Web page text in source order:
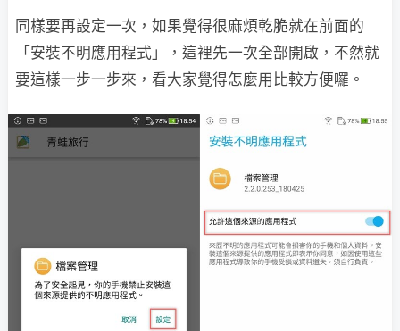
同樣要再設定一次，如果覺得很麻煩乾脆就在前面的
「安裝不明應用程式」，這裡先一次全部開啟，不然就
要這樣一步一步來，看大家覺得怎麼用比較方便囉。